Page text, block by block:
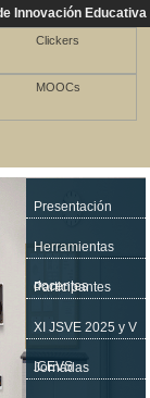
Innovación Educativa
Clickers
MOOCs
Presentación
Herramientas
docentes
Participantes
XI JSVE 2025 y V
ICEVS
Jornadas